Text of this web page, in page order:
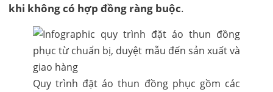
khi không có hợp đồng ràng buộc.
Quy trình đặt áo thun đồng phục gồm các